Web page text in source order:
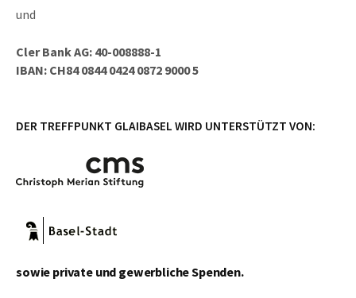
und
Cler Bank AG: 40-008888-1
IBAN: CH84 0844 0424 0872 9000 5
DER TREFFPUNKT GLAIBASEL WIRD UNTERSTÜTZT VON:
sowie private und gewerbliche Spenden.